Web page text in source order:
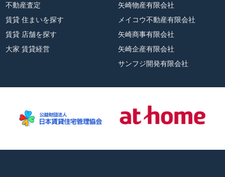
不動産査定
賃貸 住まいを探す
賃貸 店舗を探す
大家 賃貸経営
矢崎物産有限会社
メイコウ不動産有限会社
矢崎商事有限会社
矢崎企産有限会社
サンフジ開発有限会社